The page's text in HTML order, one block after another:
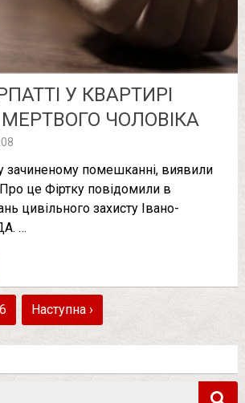
У КВАРТИРІ
ЧОЛОВІКА
зачиненому помешканні, виявили
Про це Фіртку повідомили в
цивільного захисту Івано-
…
6 Наступна ›